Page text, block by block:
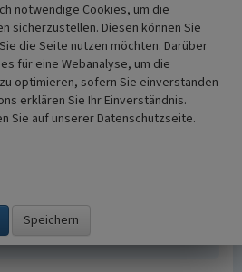
Inhalt ist urheberrechtlich
Medien unterliegen
urheberrechtlichen
ausgewiesen sind.
in Uedemerbruch”. In:
URL:
Objektansicht/O-40625-
7. August 2026)
notwendige Cookies, um die
sicherzustellen. Diesen können Sie
die Seite nutzen möchten. Darüber
für eine Webanalyse, um die
optimieren, sofern Sie einverstanden
erklären Sie Ihr Einverständnis.
Sie auf unserer Datenschutzseite.